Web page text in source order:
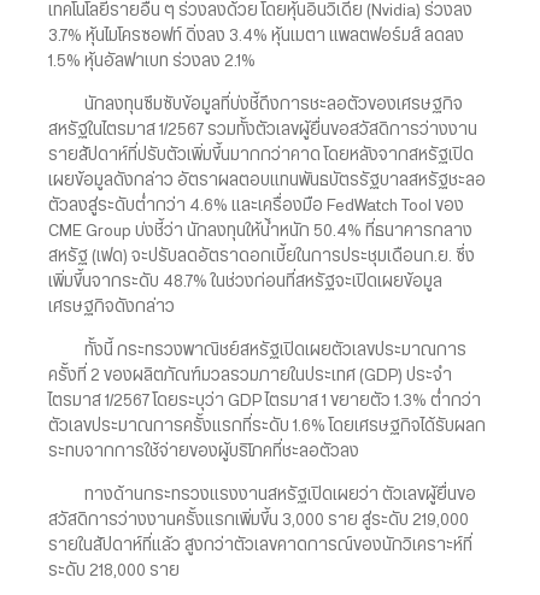
เทคโนโลยีรายอื่น ๆ ร่วงลงด้วย โดยหุ้นอินวิเดีย (Nvidia) ร่วงลง
3.7% หุ้นไมโครซอฟท์ ดิ่งลง 3.4% หุ้นเมตา แพลตฟอร์มส์ ลดลง
1.5% หุ้นอัลฟาเบท ร่วงลง 2.1%
นักลงทุนซึมซับข้อมูลที่บ่งชี้ถึงการชะลอตัวของเศรษฐกิจ
สหรัฐในไตรมาส 1/2567 รวมทั้งตัวเลขผู้ยื่นขอสวัสดิการว่างงาน
รายสัปดาห์ที่ปรับตัวเพิ่มขึ้นมากกว่าคาด โดยหลังจากสหรัฐเปิด
เผยข้อมูลดังกล่าว อัตราผลตอบแทนพันธบัตรรัฐบาลสหรัฐชะลอ
ตัวลงสู่ระดับต่ำกว่า 4.6% และเครื่องมือ FedWatch Tool ของ
CME Group บ่งชี้ว่า นักลงทุนให้น้ำหนัก 50.4% ที่ธนาคารกลาง
สหรัฐ (เฟด) จะปรับลดอัตราดอกเบี้ยในการประชุมเดือนก.ย. ซึ่ง
เพิ่มขึ้นจากระดับ 48.7% ในช่วงก่อนที่สหรัฐจะเปิดเผยข้อมูล
เศรษฐกิจดังกล่าว
ทั้งนี้ กระทรวงพาณิชย์สหรัฐเปิดเผยตัวเลขประมาณการ
ครั้งที่ 2 ของผลิตภัณฑ์มวลรวมภายในประเทศ (GDP) ประจำ
ไตรมาส 1/2567 โดยระบุว่า GDP ไตรมาส 1 ขยายตัว 1.3% ต่ำกว่า
ตัวเลขประมาณการครั้งแรกที่ระดับ 1.6% โดยเศรษฐกิจได้รับผลก
ระทบจากการใช้จ่ายของผู้บริโภคที่ชะลอตัวลง
ทางด้านกระทรวงแรงงานสหรัฐเปิดเผยว่า ตัวเลขผู้ยื่นขอ
สวัสดิการว่างงานครั้งแรกเพิ่มขึ้น 3,000 ราย สู่ระดับ 219,000
รายในสัปดาห์ที่แล้ว สูงกว่าตัวเลขคาดการณ์ของนักวิเคราะห์ที่
ระดับ 218,000 ราย